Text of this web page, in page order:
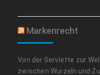
Markenrecht
Von der Serviette zur
zwischen Wurzeln und